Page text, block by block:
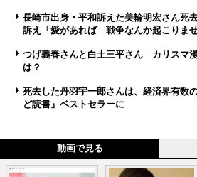
長崎市出身・平和訴えた美輪明宏さん
訴え「愛があれば 戦争なんか起こりませ
つげ義春さんと白土三平さん カリスマ
は？
死去した丹羽宇一郎さんは、経済界有
ど読書』ベストセラーに
動画で見る